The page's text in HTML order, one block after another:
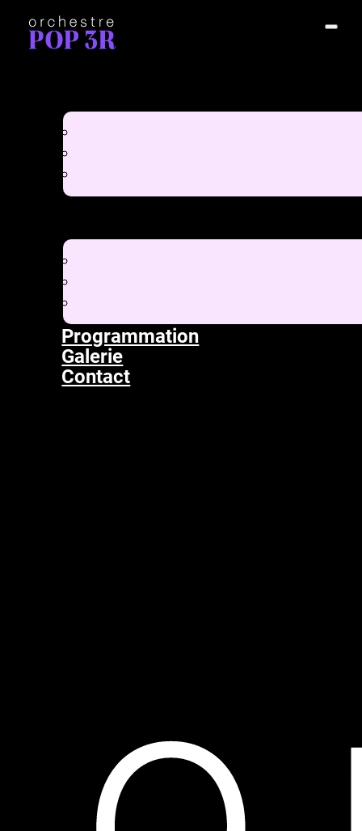
Programmation
Galerie
Contact